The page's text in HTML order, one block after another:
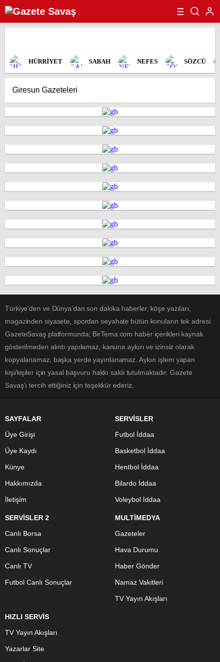
HÜRRİYET SABAH NEFES SÖZCÜ
Türkiye'den ve Dünya’dan son dakika haberler, köşe yazıları,
magazinden siyasete, spordan seyahate bütün konuların tek adresi
GazeteSavaş platformunda; BirTema.com haber içerikleri kaynak
gösterilmeden alıntı yapılamaz, kanuna aykırı ve izinsiz olarak
kopyalanamaz, başka yerde yayınlanamaz. Aykırı işlem yapan
kişi/kişiler için yasal başvuru hakkı saklı tutulmaktadır. Gazete
Savaş'ı tercih ettiğiniz için teşekkür ederiz.
SAYFALAR
Üye Girişi
Üye Kaydı
Künye
Hakkımızda
İletişim
SERVİSLER
Futbol İddaa
Basketbol İddaa
Hentbol İddaa
Bilardo İddaa
Voleybol İddaa
SERVİSLER 2
Canlı Borsa
Canlı Sonuçlar
Canlı TV
Futbol Canlı Sonuçlar
MULTİMEDYA
Gazeteler
Hava Durumu
Haber Gönder
Namaz Vakitleri
TV Yayın Akışları
HIZLI SERVİS
TV Yayın Akışları
Yazarlar Site